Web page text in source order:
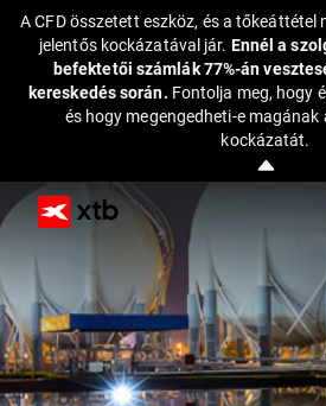
A CFD összetett eszköz, és a tőkeáttétel
jelentős kockázatával jár. Ennél a
befektetői számlák 77%-án
kereskedés során. Fontolja meg, hogy
és hogy megengedheti-e
kockázatát.